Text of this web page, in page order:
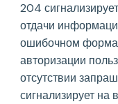
204
отдачи
ошибочном
авторизации
отсутствии
сигнализирует на